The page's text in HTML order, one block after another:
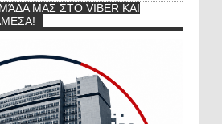
ΜΑΣ ΣΤΟ VIBER ΚΑΙ